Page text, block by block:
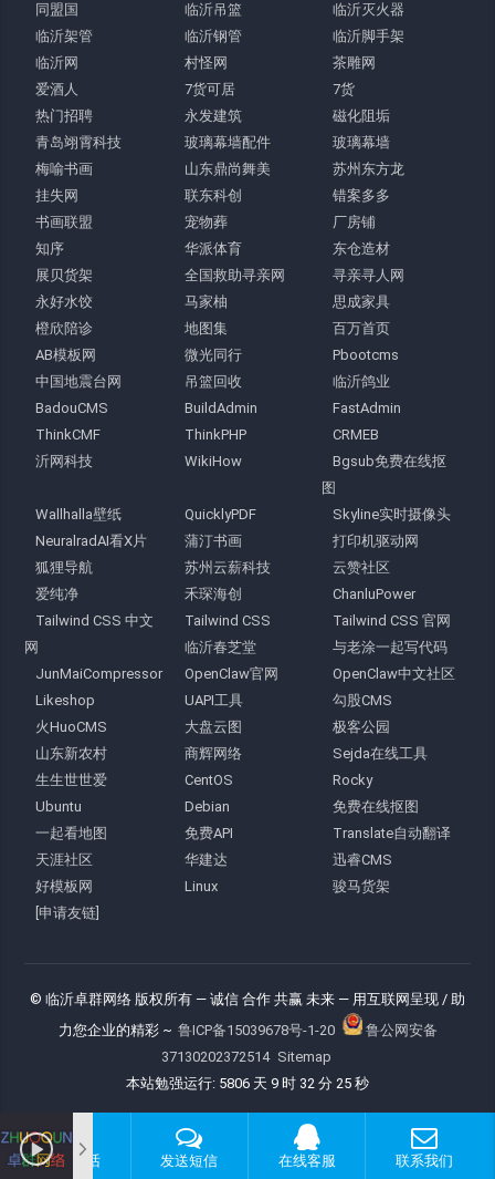
同盟国
临沂吊篮
临沂灭火器
临沂架管
临沂钢管
临沂脚手架
临沂网
村怪网
茶雕网
爱酒人
7货可居
7货
热门招聘
永发建筑
磁化阻垢
青岛翊霄科技
玻璃幕墙配件
玻璃幕墙
梅喻书画
山东鼎尚舞美
苏州东方龙
挂失网
联东科创
错案多多
书画联盟
宠物葬
厂房铺
知序
华派体育
东仓造材
展贝货架
全国救助寻亲网
寻亲寻人网
永好水饺
马家柚
思成家具
橙欣陪诊
地图集
百万首页
AB模板网
微光同行
Pbootcms
中国地震台网
吊篮回收
临沂鸽业
BadouCMS
BuildAdmin
FastAdmin
ThinkCMF
ThinkPHP
CRMEB
沂网科技
WikiHow
Bgsub免费在线抠
图
Wallhalla壁纸
QuicklyPDF
Skyline实时摄像头
NeuralradAI看X片
蒲汀书画
打印机驱动网
狐狸导航
苏州云薪科技
云赞社区
爱纯净
禾琛海创
ChanluPower
Tailwind CSS 中文
网
Tailwind CSS
Tailwind CSS 官网
临沂春芝堂
与老涂一起写代码
JunMaiCompressor
OpenClaw官网
OpenClaw中文社区
Likeshop
UAPI工具
勾股CMS
火HuoCMS
大盘云图
极客公园
山东新农村
商辉网络
Sejda在线工具
生生世世爱
CentOS
Rocky
Ubuntu
Debian
免费在线抠图
一起看地图
免费API
Translate自动翻译
天涯社区
华建达
迅睿CMS
好模板网
Linux
骏马货架
[申请友链]
© 临沂卓群网络 版权所有 — 诚信 合作 共赢 未来 — 用互联网呈现 / 助
力您企业的精彩 ~ 鲁ICP备15039678号-1-20
鲁公网安备
37130202372514 Sitemap
本站勉强运行: 5806 天 9 时 32 分 26 秒
拨打电话 发送短信 在线客服 联系我们